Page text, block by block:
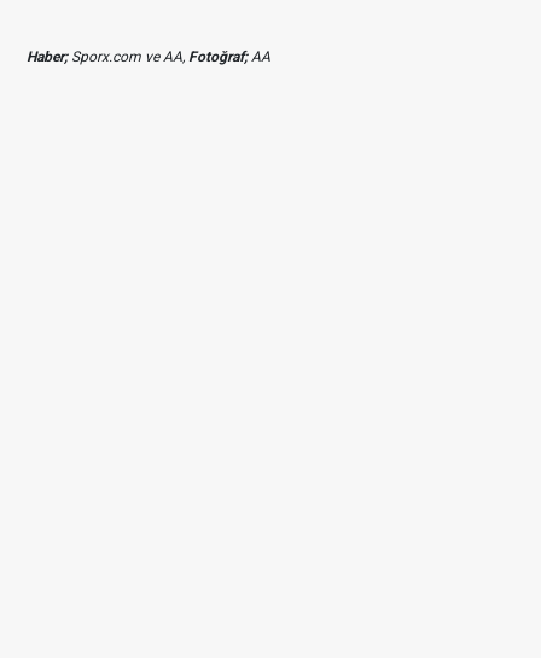
Haber;Sporx.com ve AA, Fotoğraf;AA